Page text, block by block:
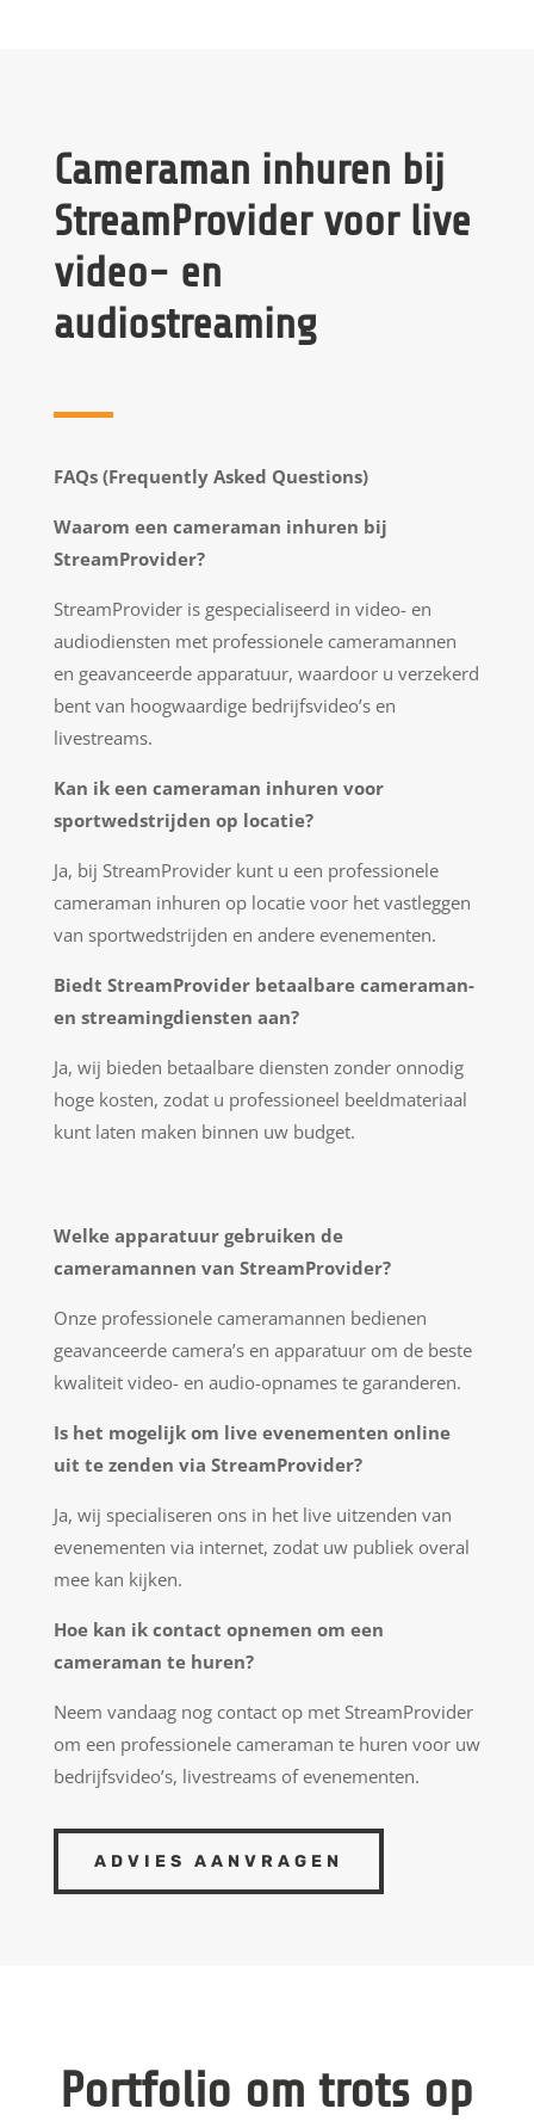
Cameraman inhuren bij
StreamProvider voor live
video- en
audiostreaming
FAQs (Frequently Asked Questions)
Waarom een cameraman inhuren bij
StreamProvider?
StreamProvider is gespecialiseerd in video- en
audiodiensten met professionele cameramannen
en geavanceerde apparatuur, waardoor u verzekerd
bent van hoogwaardige bedrijfsvideo’s en
livestreams.
Kan ik een cameraman inhuren voor
sportwedstrijden op locatie?
Ja, bij StreamProvider kunt u een professionele
cameraman inhuren op locatie voor het vastleggen
van sportwedstrijden en andere evenementen.
Biedt StreamProvider betaalbare cameraman-
en streamingdiensten aan?
Ja, wij bieden betaalbare diensten zonder onnodig
hoge kosten, zodat u professioneel beeldmateriaal
kunt laten maken binnen uw budget.
Welke apparatuur gebruiken de
cameramannen van StreamProvider?
Onze professionele cameramannen bedienen
geavanceerde camera’s en apparatuur om de beste
kwaliteit video- en audio-opnames te garanderen.
Is het mogelijk om live evenementen online
uit te zenden via StreamProvider?
Ja, wij specialiseren ons in het live uitzenden van
evenementen via internet, zodat uw publiek overal
mee kan kijken.
Hoe kan ik contact opnemen om een
cameraman te huren?
Neem vandaag nog contact op met StreamProvider
om een professionele cameraman te huren voor uw
bedrijfsvideo’s, livestreams of evenementen.
ADVIES AANVRAGEN
Portfolio om trots op